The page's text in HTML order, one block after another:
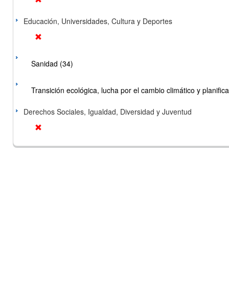
Educación, Universidades, Cultura y Deportes
Sanidad (34)
Transición ecológica, lucha por el cambio climático y
Derechos Sociales, Igualdad, Diversidad y Juventud